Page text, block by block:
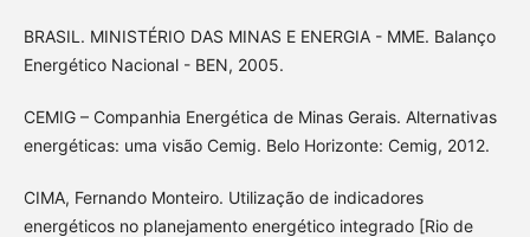
BRASIL. MINISTÉRIO DAS MINAS E ENERGIA - MME. Balanço
Energético Nacional - BEN, 2005.
CEMIG – Companhia Energética de Minas Gerais. Alternativas
energéticas: uma visão Cemig. Belo Horizonte: Cemig, 2012.
CIMA, Fernando Monteiro. Utilização de indicadores
energéticos no planejamento energético integrado [Rio de